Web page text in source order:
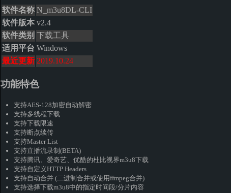
软件名称 N_m3u8DL-CLI
软件版本 v2.4
软件类别 下载工具
适用平台 Windows
最近更新 2019.10.24
功能特色
支持AES-128加密自动解密
支持多线程下载
支持下载限速
支持断点续传
支持Master List
支持直播流录制(BETA)
支持腾讯、爱奇艺、优酷的杜比视界m3u8下载
支持自定义HTTP Headers
支持自动合并 (二进制合并或使用ffmpeg合并)
支持选择下载m3u8中的指定时间段/分片内容